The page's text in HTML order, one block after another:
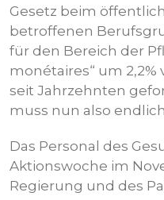
Gesetz beim
betroffenen
für den Bereich der
monétaires“ um
seit Jahrzehnten
muss nun also
Das Personal des
Aktionswoche im
Regierung und des